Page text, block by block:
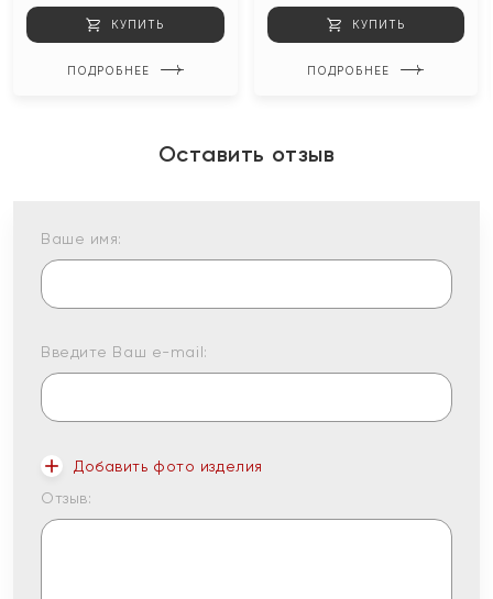
КУПИТЬ
ПОДРОБНЕЕ
КУПИТЬ
ПОДРОБНЕЕ
Оставить отзыв
Ваше имя:
Введите Ваш e-mail:
Добавить фото изделия
Отзыв: